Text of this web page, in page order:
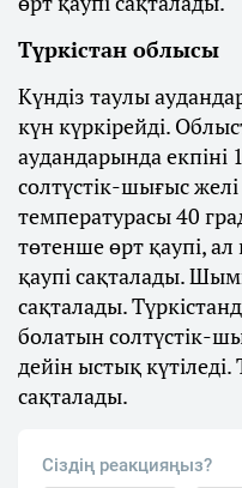
Түркістан облысы
Күндіз таулы
күн күркірейді.
аудандарында екпіні
солтүстік-шығыс
температурасы 40
төтенше өрт қаупі,
қаупі сақталады.
сақталады.
болатын солтүстік-
дейін ыстық
сақталады.
Сіздің реакцияңыз?